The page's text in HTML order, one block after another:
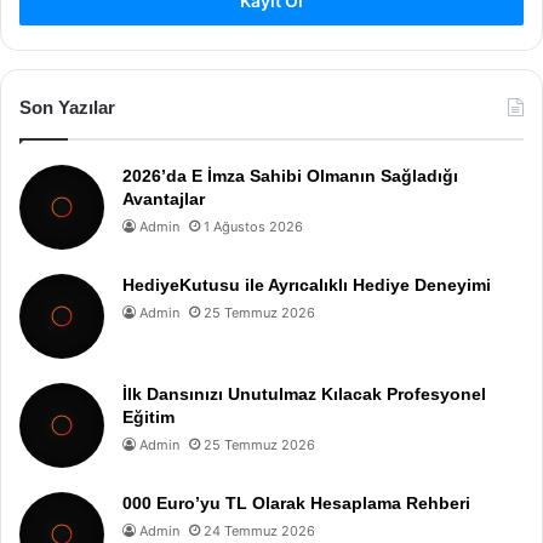
Son Yazılar
2026’da E İmza Sahibi Olmanın Sağladığı
Avantajlar
Admin 1 Ağustos 2026
HediyeKutusu ile Ayrıcalıklı Hediye Deneyimi
Admin 25 Temmuz 2026
İlk Dansınızı Unutulmaz Kılacak Profesyonel
Eğitim
Admin 25 Temmuz 2026
000 Euro’yu TL Olarak Hesaplama Rehberi
Admin 24 Temmuz 2026